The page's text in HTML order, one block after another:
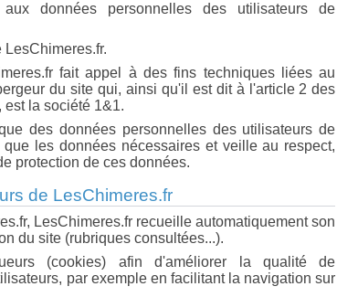
données personnelles des utilisateurs de
LesChimeres.fr.
fait appel à des fins techniques liées au
du site qui, ainsi qu'il est dit à l'article 2 des
est la société 1&1.
des données personnelles des utilisateurs de
les données nécessaires et veille au respect,
protection de ces données.
de LesChimeres.fr
LesChimeres.fr recueille automatiquement son
du site (rubriques consultées...).
(cookies) afin d'améliorer la qualité de
par exemple en facilitant la navigation sur